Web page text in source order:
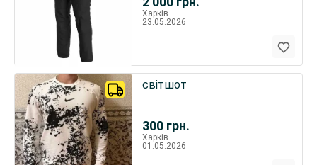
Харків
23.05.2026
300 грн.
світшот
Харків
01.05.2026